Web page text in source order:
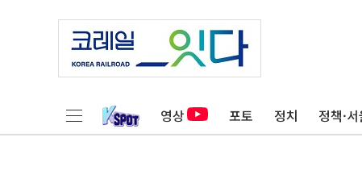
영상 포토 정치 정책·